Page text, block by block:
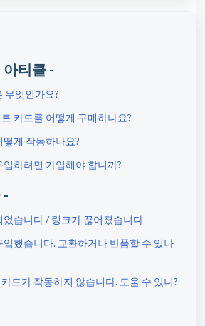
티클 -
무엇인가요?
카드를 어떻게 구매하나요?
게 작동하나요?
하려면 가입해야 합니까?
-
었습니다 / 링크가 끊어졌습니다
입했습니다. 교환하거나 반품할 수 있나
드가 작동하지 않습니다. 도울 수 있니?